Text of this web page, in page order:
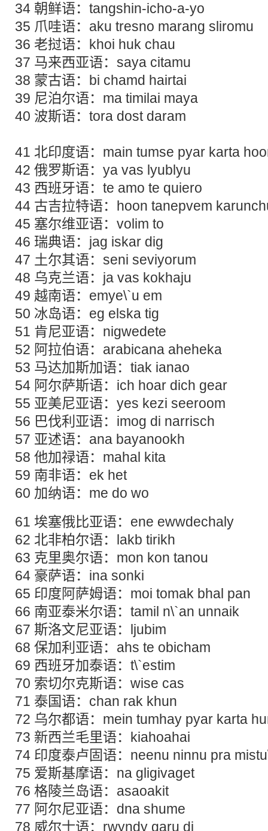
34 朝鲜语：tangshin-icho-a-yo
35 爪哇语：aku tresno marang sliromu
36 老挝语：khoi huk chau
37 马来西亚语：saya citamu
38 蒙古语：bi chamd hairtai
39 尼泊尔语：ma timilai maya
40 波斯语：tora dost daram
41 北印度语：main tumse pyar karta
42 俄罗斯语：ya vas lyublyu
43 西班牙语：te amo te quiero
44 古吉拉特语：hoon tanepvem
45 塞尔维亚语：volim to
46 瑞典语：jag iskar dig
47 土尔其语：seni seviyorum
48 乌克兰语：ja vas kokhaju
49 越南语：emye\`u em
50 冰岛语：eg elska tig
51 肯尼亚语：nigwedete
52 阿拉伯语：arabicana aheheka
53 马达加斯加语：tiak ianao
54 阿尔萨斯语：ich hoar dich gear
55 亚美尼亚语：yes kezi seeroom
56 巴伐利亚语：imog di narrisch
57 亚述语：ana bayanookh
58 他加禄语：mahal kita
59 南非语：ek het
60 加纳语：me do wo
61 埃塞俄比亚语：ene ewwdechaly
62 北非柏尔语：lakb tirikh
63 克里奥尔语：mon kon tanou
64 豪萨语：ina sonki
65 印度阿萨姆语：moi tomak bhal pan
66 南亚泰米尔语：tamil n\`an unnaik
67 斯洛文尼亚语：ljubim
68 保加利亚语：ahs te obicham
69 西班牙加泰语：t\`estim
70 索切尔克斯语：wise cas
71 泰国语：chan rak khun
72 乌尔都语：mein tumhay pyar karta
73 新西兰毛里语：kiahoahai
74 印度泰卢固语：neenu ninnu pra
75 爱斯基摩语：na gligivaget
76 格陵兰岛语：asaoakit
77 阿尔尼亚语：dna shume
78 威尔士语：rwyndy garu di